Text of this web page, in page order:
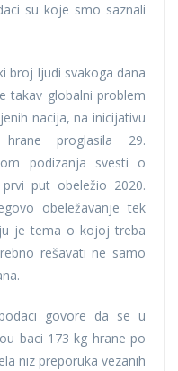
su koje smo saznali
broj ljudi svakoga dana
takav globalni problem
nacija, na inicijativu
hrane proglasila 29.
podizanja svesti o
put obeležio 2020.
obeležavanje tek
je tema o kojoj treba
rešavati ne samo
govore da se u
baci 173 kg hrane po
niz preporuka vezanih